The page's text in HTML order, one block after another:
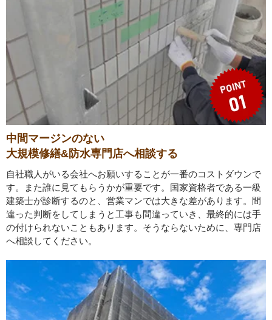
中間マージンのない
大規模修繕&防水専門店へ相談する
自社職人がいる会社へお願いすることが一番のコストダウンで
す。また誰に見てもらうかが重要です。国家資格者である一級
建築士が診断するのと、営業マンでは大きな差があります。間
違った判断をしてしまうと工事も間違っていき、最終的には手
の付けられないこともあります。そうならないために、専門店
へ相談してください。